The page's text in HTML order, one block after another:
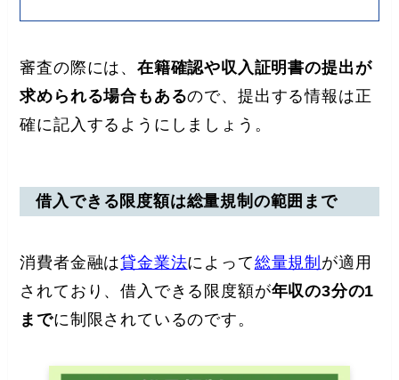
審査の際には、在籍確認や収入証明書の提出が
求められる場合もあるので、提出する情報は正
確に記入するようにしましょう。
借入できる限度額は総量規制の範囲まで
消費者金融は貸金業法によって総量規制 が適用
されており、借入できる限度額が年収の3分の1
までに制限されているのです。